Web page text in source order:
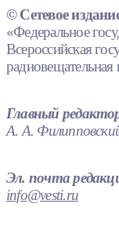
© Сетевое
«Федеральное
Всероссийская
Главный
А. А.
Эл. почта
info@vesti.ru